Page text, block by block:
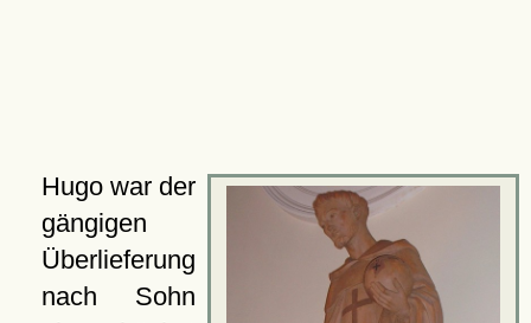
Hugo war der
gängigen
Überlieferung
nach Sohn